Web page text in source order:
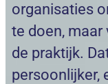
organisaties
te doen, maar
de praktijk.
persoonlijker,